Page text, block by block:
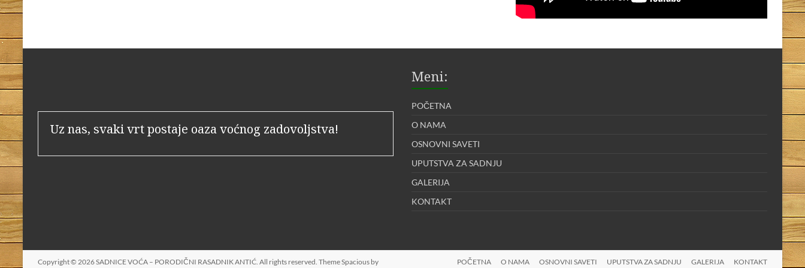
Uz nas, svaki vrt postaje oaza voćnog zadovoljstva!
Meni:
POČETNA
O NAMA
OSNOVNI SAVETI
UPUTSTVA ZA SADNJU
GALERIJA
KONTAKT
Copyright © 2026SADNICE VOĆA – PORODIČNI RASADNIK ANTIĆ . All rights reserved. ThemeSpacious by
POČETNA O NAMA OSNOVNI SAVETI UPUTSTVA ZA SADNJU GALERIJA KONTAKT